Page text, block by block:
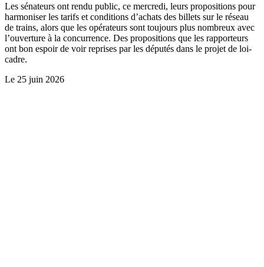
Les sénateurs ont rendu public, ce mercredi, leurs propositions pour
harmoniser les tarifs et conditions d’achats des billets sur le réseau
de trains, alors que les opérateurs sont toujours plus nombreux avec
l’ouverture à la concurrence. Des propositions que les rapporteurs
ont bon espoir de voir reprises par les députés dans le projet de loi-
cadre.
Le 25 juin 2026